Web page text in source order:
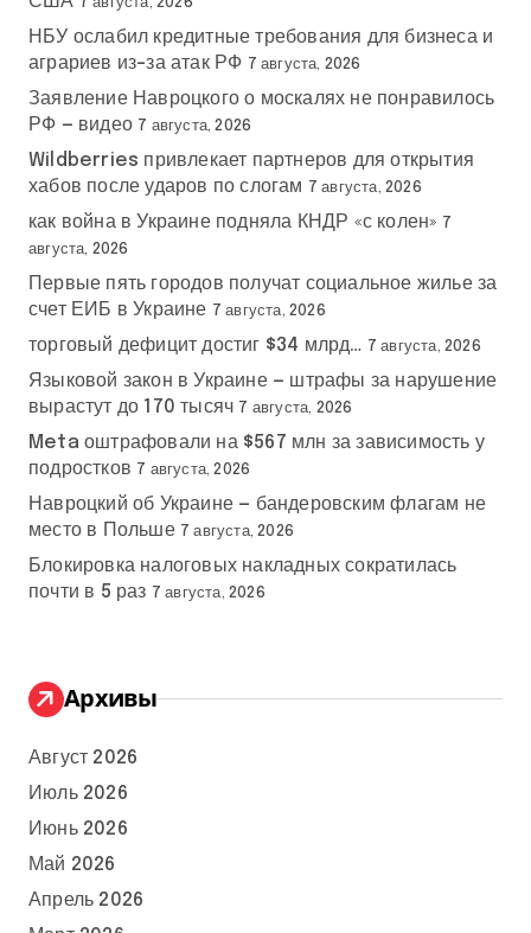
НБУ ослабил кредитные требования для бизнеса и
аграриев из-за атак РФ 7 августа, 2026
Заявление Навроцкого о москалях не понравилось
РФ — видео 7 августа, 2026
Wildberries привлекает партнеров для открытия
хабов после ударов по слогам 7 августа, 2026
как война в Украине подняла КНДР «с колен» 7
августа, 2026
Первые пять городов получат социальное жилье за
счет ЕИБ в Украине 7 августа, 2026
торговый дефицит достиг $34 млрд… 7 августа, 2026
Языковой закон в Украине — штрафы за нарушение
вырастут до 170 тысяч 7 августа, 2026
Meta оштрафовали на $567 млн за зависимость у
подростков 7 августа, 2026
Навроцкий об Украине — бандеровским флагам не
место в Польше 7 августа, 2026
Блокировка налоговых накладных сократилась
почти в 5 раз 7 августа, 2026
Архивы
Август 2026
Июль 2026
Июнь 2026
Май 2026
Апрель 2026